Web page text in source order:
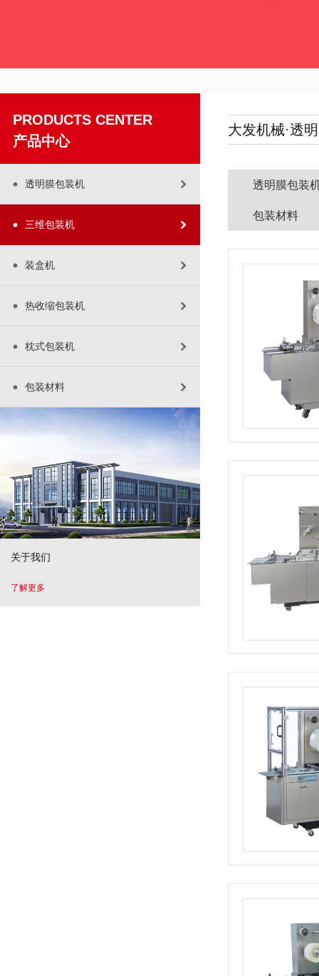
PRODUCTS CENTER
产品中心
透明膜包装机
三维包装机
装盒机
热收缩包装机
枕式包装机
包装材料
关于我们
了解更多
大发机械·透
透明膜包装
包装材料